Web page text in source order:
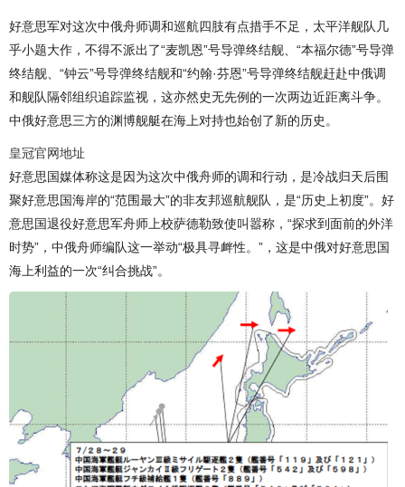
好意思军对这次中俄舟师调和巡航四肢有点措手不足，太平洋舰队几
乎小题大作，不得不派出了“麦凯恩”号导弹终结舰、“本福尔德”号导弹
终结舰、“钟云”号导弹终结舰和“约翰·芬恩”号导弹终结舰赶赴中俄调
和舰队隔邻组织追踪监视，这亦然史无先例的一次两边近距离斗争。
中俄好意思三方的渊博舰艇在海上对持也始创了新的历史。
皇冠官网地址
好意思国媒体称这是因为这次中俄舟师的调和行动，是冷战归天后围
聚好意思国海岸的“范围最大”的非友邦巡航舰队，是“历史上初度”。好
意思国退役好意思军舟师上校萨德勒致使叫嚣称，“探求到面前的外洋
时势”，中俄舟师编队这一举动“极具寻衅性。”，这是中俄对好意思国
海上利益的一次“纠合挑战”。